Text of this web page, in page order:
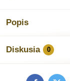
Popis
Diskusia 0